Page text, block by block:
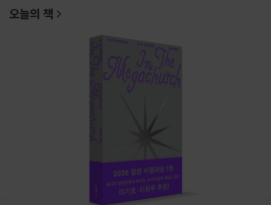
오늘의 책